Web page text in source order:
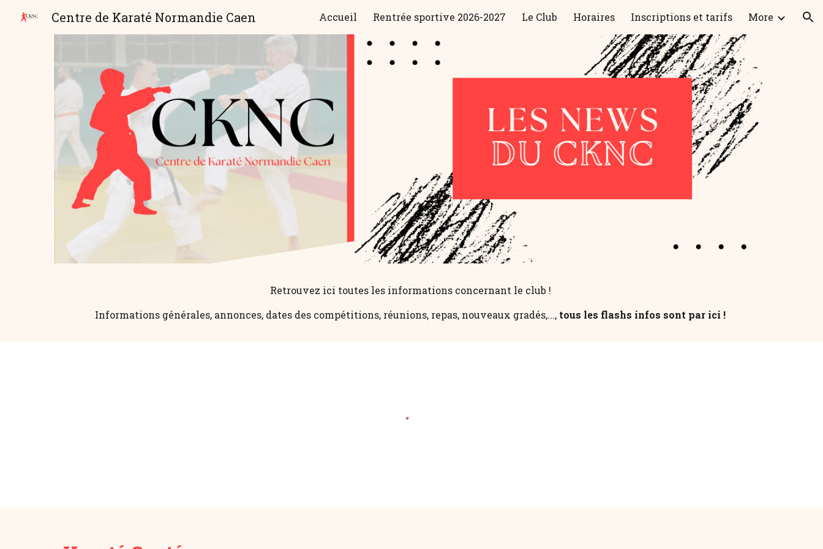
Skip to main content Skip to navigation
Centre de Karaté Normandie Caen Accueil Rentrée sportive 2026-2027 Le Club Horaires Inscriptions et tarifs More
Retrouvez ici toutes les informations concernant le club !
Informations générales, annonces, dates des compétitions, réunions, repas, nouveaux gradés,..., tous les flashs infos sont par ici !